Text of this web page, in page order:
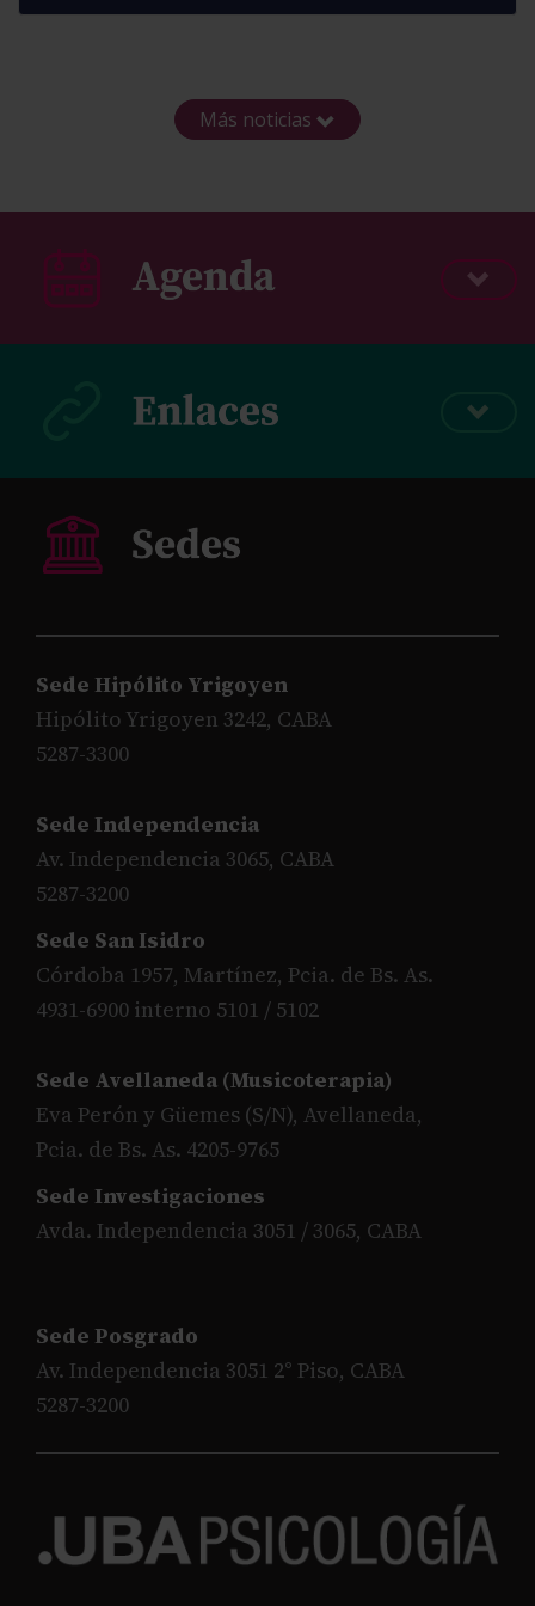
Más noticias
Sede Hipólito Yrigoyen
Hipólito Yrigoyen 3242, CABA
5287-3300
Sede Independencia
Av. Independencia 3065, CABA
5287-3200
Sede San Isidro
Córdoba 1957, Martínez, Pcia. de Bs. As.
4931-6900 interno 5101 / 5102
Sede Avellaneda (Musicoterapia)
Eva Perón y Güemes (S/N), Avellaneda,
Pcia. de Bs. As. 4205-9765
Sede Investigaciones
Avda. Independencia 3051 / 3065, CABA
Sede Posgrado
Av. Independencia 3051 2° Piso, CABA
5287-3200